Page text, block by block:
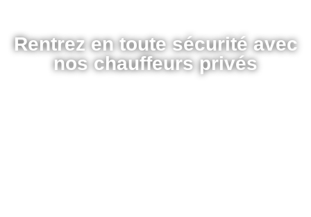
Rentrez en toute sécurité avec
nos chauffeurs privés